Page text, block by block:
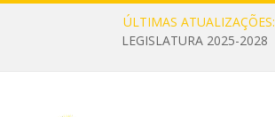
ÚLTIMAS ATUALIZAÇÕES:
LEGISLATURA 2025-2028